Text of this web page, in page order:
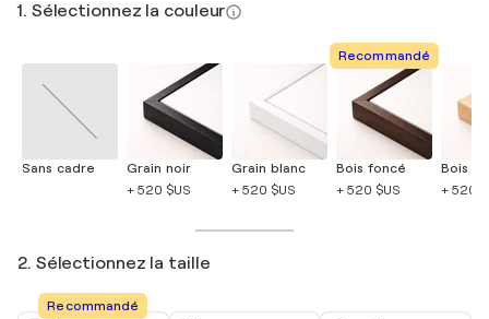
1. Sélectionnez la couleur
Sans cadre
Grain noir
+ 520 $US
Grain blanc
+ 520 $US
Recommandé
Bois foncé
+ 520 $US
Bois
+ 520
2. Sélectionnez la taille
Recommandé